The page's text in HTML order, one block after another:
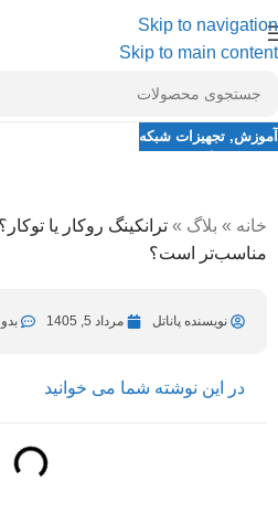
Skip to navigation
Skip to main content
آموزش, تجهیزات شبکه
نویسنده پاناتلمرداد 6, 1405 در مرداد 5, 1405 خانه » بلاگ » ترانکینگ روکار یا
مناسب‌تر است؟
نویسنده پاناتل مرداد 5, 1405
در این نوشته شما می خوانید